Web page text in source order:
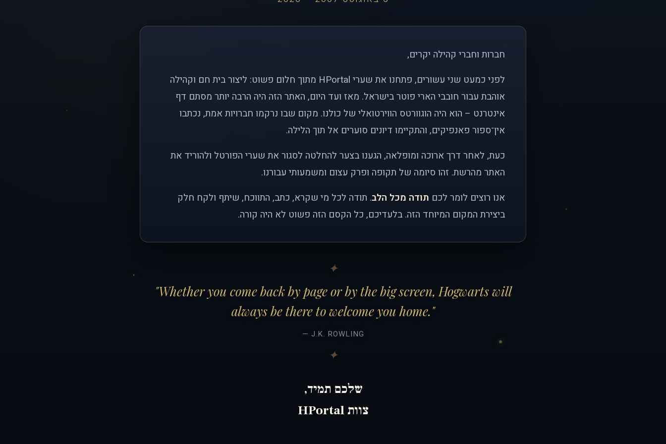
חברות וחברי קהילה יקרים,
לפני כמעט שני עשורים, פתחנו את שערי HPortal מתוך חלום פשוט: ליצור בית חם וקהילה
אוהבת עבור חובבי הארי פוטר בישראל. מאז ועד היום, האתר הזה היה הרבה יותר מסתם דף
אינטרנט – הוא היה הוגוורטס הווירטואלי של כולנו. מקום שבו נרקמו חברויות אמת, נכתבו
אין־ספור פאנפיקים, והתקיימו דיונים סוערים אל תוך הלילה.
כעת, לאחר דרך ארוכה ומופלאה, הגענו בצער להחלטה לסגור את שערי הפורטל ולהוריד את
האתר מהרשת. זהו סיומה של תקופה ופרק עצום ומשמעותי עבורנו.
אנו רוצים לומר לכם תודה מכל הלב. תודה לכל מי שקרא, כתב, התווכח, שיתף ולקח חלק
ביצירת המקום המיוחד הזה. בלעדיכם, כל הקסם הזה פשוט לא היה קורה.
"Whether you come back by page or by the big screen, Hogwarts will
always be there to welcome you home."
— J.K. ROWLING
שלכם תמיד,
צוות HPortal